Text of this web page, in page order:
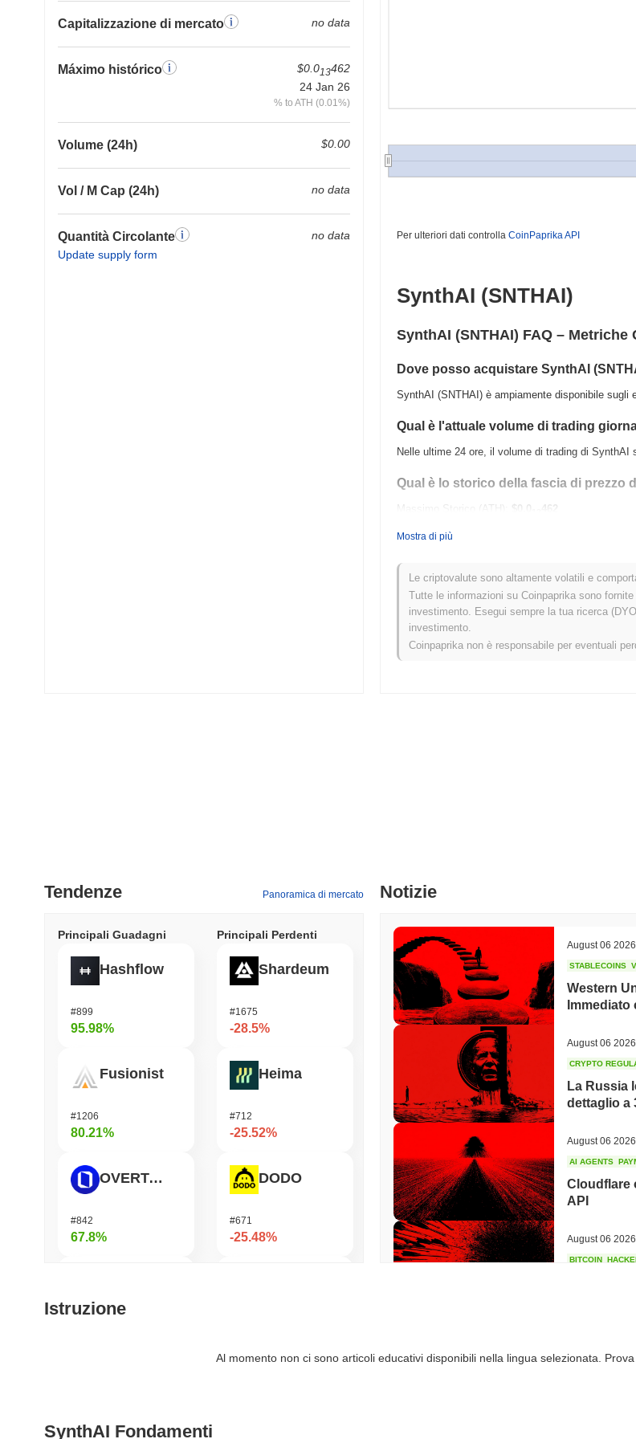
Capitalizzazione di mercato no data
Máximo histórico $0.013462
24 Jan 26
% to ATH (0.01%)
Volume (24h) $0.00
Vol / M Cap (24h) no data
Quantità Circolante
Update supply form
no data Per ulteriori dati controlla CoinPaprika API
SynthAI (SNTHAI)
SynthAI (SNTHAI) FAQ –
Dove posso acquistare SynthAI
SynthAI (SNTHAI) è ampiamente disponibile sugli
Qual è l'attuale volume di trading
Nelle ultime 24 ore, il volume di trading di SynthAI
Qual è lo storico della fascia di prezzo
Massimo Storico (ATH): $0.0
462
Come si sta comportando SynthAI
Negli ultimi 7 giorni, SynthAI ha guadagnato0.00%
Ciò indica una forte performance nell'azione del
Mostra di più
Le criptovalute sono altamente volatili e
Tutte le informazioni su Coinpaprika sono
investimento. Esegui sempre la tua ricerca
investimento.
Coinpaprika non è responsabile per eventuali
Tendenze Panoramica di mercato
Principali Guadagni
Hashflow
#899
95.98%
Fusionist
#1206
80.21%
OVERTAKE
#842
67.8%
#503
Principali Perdenti
Shardeum
#1675
-28.5%
Heima
#712
-25.52%
DODO
#671
-25.48%
Notizie
August 06 2026
STABLECOINS
Western
Immediato
August 06 2026
CRYPTO
La Russia
dettaglio a
August 06 2026
AI AGENTS
Cloudflare
API
August 06 2026
BITCOIN
CIRCLE
Istruzione
Al momento non ci sono articoli educativi disponibili nella lingua selezionata.
SynthAI Fondamenti